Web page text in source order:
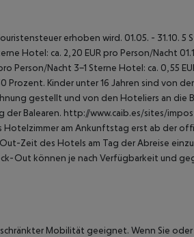
erhoben wird. 01.05. - 31.10.
Hotel: ca. 2,20 EUR pro Person/Nacht
Person/Nacht 3-1 Sterne Hotel: ca. 0,55
Kinder unter 16 Jahren sind von
gestellt und von den Hoteliers an
der Balearen. http://www.caib.es/sites/
am Ankunftstag erst ab der
Zeit des Hotels am Tag der Abreise
Out können je nach Verfügbarkeit und
Mobilität geeignet. Wenn Sie